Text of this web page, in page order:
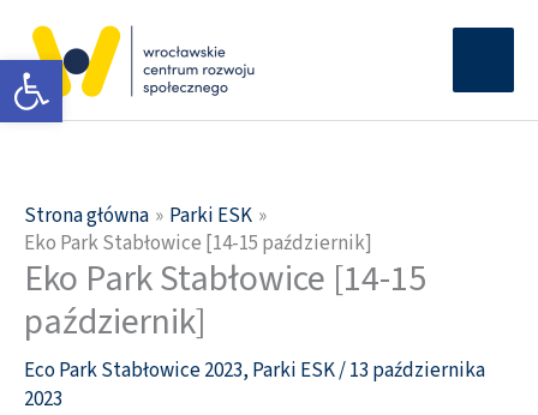
Otwórz pasek narzędzi
treści
Strona główna
Parki ESK
Eko Park Stabłowice [14-15 październik]
Eko Park Stabłowice [14-15
październik]
Eco Park Stabłowice 2023, Parki ESK/13 października
2023